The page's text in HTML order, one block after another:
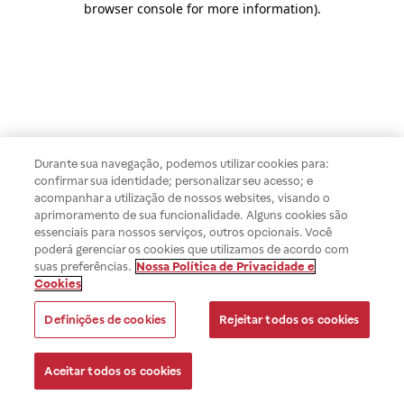
browser console for more information).
Durante sua navegação, podemos utilizar cookies para:
confirmar sua identidade; personalizar seu acesso; e
acompanhar a utilização de nossos websites, visando o
aprimoramento de sua funcionalidade. Alguns cookies são
essenciais para nossos serviços, outros opcionais. Você
poderá gerenciar os cookies que utilizamos de acordo com
suas preferências. Nossa Política de Privacidade e
Cookies
Definições de cookies Rejeitar todos os cookies
Aceitar todos os cookies